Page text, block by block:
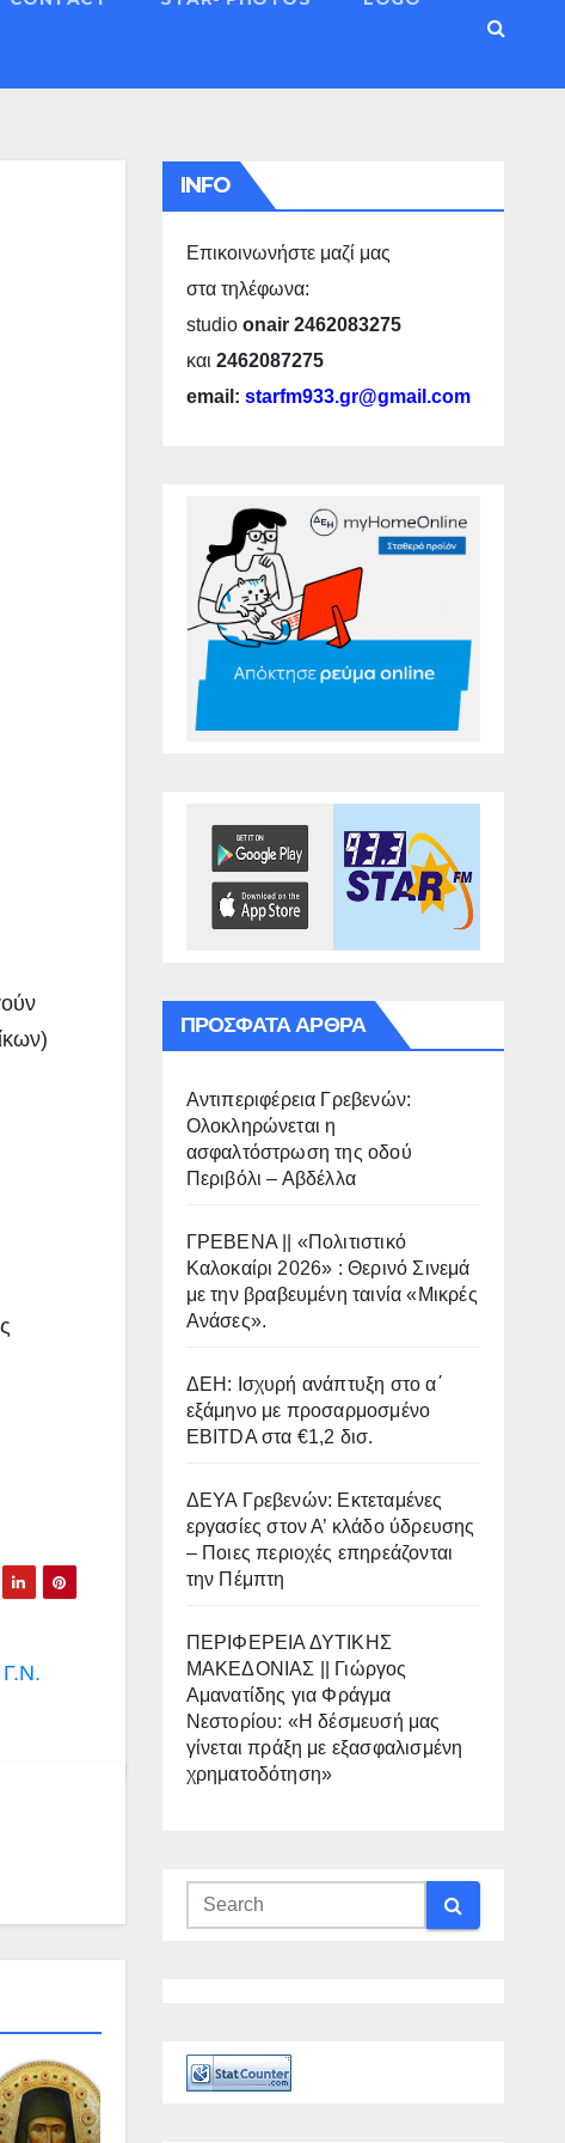
Γ.Ν.
INFO
Επικοινωνήστε μαζί μας
στα τηλέφωνα:
studio onair 2462083275
και 2462087275
email: starfm933.gr@gmail.com
ΠΡΌΣΦΑΤΑ ΆΡΘΡΑ
Αντιπεριφέρεια Γρεβενών:
Ολοκληρώνεται η
ασφαλτόστρωση της οδού
Περιβόλι – Αβδέλλα
ΓΡΕΒΕΝΑ || «Πολιτιστικό
Καλοκαίρι 2026» : Θερινό Σινεμά
με την βραβευμένη ταινία «Μικρές
Ανάσες».
ΔΕΗ: Ισχυρή ανάπτυξη στο α΄
εξάμηνο με προσαρμοσμένο
EBITDA στα €1,2 δισ.
ΔΕΥΑ Γρεβενών: Εκτεταμένες
εργασίες στον Α’ κλάδο ύδρευσης
– Ποιες περιοχές επηρεάζονται
την Πέμπτη
ΠΕΡΙΦΕΡΕΙΑ ΔΥΤΙΚΗΣ
ΜΑΚΕΔΟΝΙΑΣ || Γιώργος
Αμανατίδης για Φράγμα
Νεστορίου: «Η δέσμευσή μας
γίνεται πράξη με εξασφαλισμένη
χρηματοδότηση»